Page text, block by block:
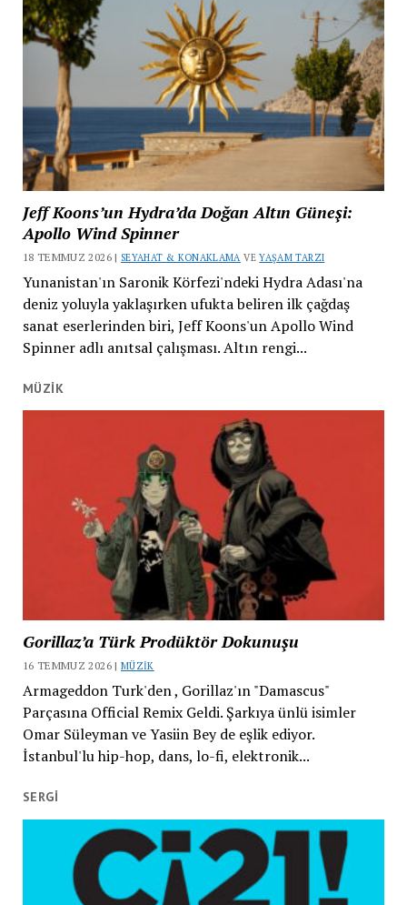
Jeff Koons’un Hydra’da Doğan Altın Güneşi:
Apollo Wind Spinner
18 TEMMUZ 2026 | SEYAHAT & KONAKLAMA VEYAŞAM TARZI
Yunanistan'ın Saronik Körfezi'ndeki Hydra Adası'na
deniz yoluyla yaklaşırken ufukta beliren ilk çağdaş
sanat eserlerinden biri, Jeff Koons'un Apollo Wind
Spinner adlı anıtsal çalışması. Altın rengi...
MÜZIK
Gorillaz’a Türk Prodüktör Dokunuşu
16 TEMMUZ 2026 |MÜZIK
Armageddon Turk'den , Gorillaz'ın "Damascus"
Parçasına Official Remix Geldi. Şarkıya ünlü isimler
Omar Süleyman ve Yasiin Bey de eşlik ediyor.
İstanbul'lu hip-hop, dans, lo-fi, elektronik...
SERGI